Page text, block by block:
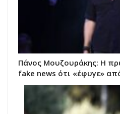
Πάνος Μουζουράκης: Η
fake news ότι «έφυγε»